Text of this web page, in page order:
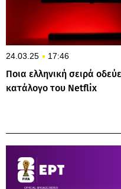
24.03.25 17:46
Ποια ελληνική σειρά
κατάλογο του Netflix